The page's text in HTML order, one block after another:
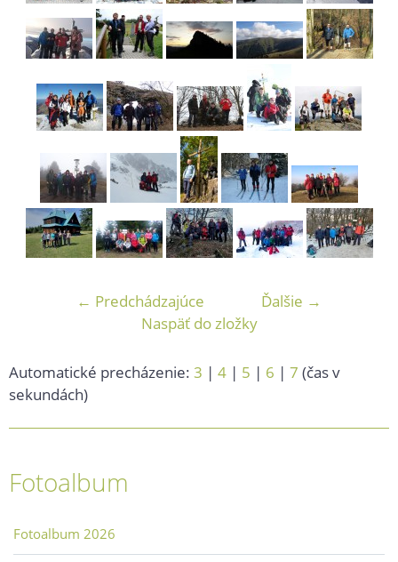
← Predchádzajúce
Ďalšie →
Naspäť do zložky
Automatické precházenie: 3 | 4 | 5 | 6 | 7 (čas v
sekundách)
Fotoalbum
Fotoalbum 2026